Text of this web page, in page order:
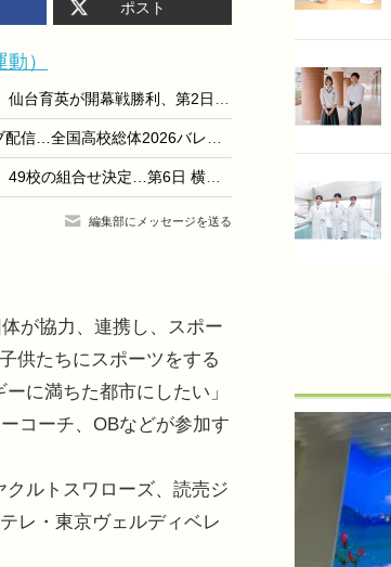
ポスト
）
【高校野球2026夏】仙台育英が開幕戦勝利、第2日は東筑vs神村学園ほか
インハイ.tvでライブ配信…全国高校総体2026バレーボール競技開幕
【高校野球2026夏】49校の組合せ決定…第6日 横浜-沖縄尚学
編集部にメッセージを送る
が協力、連携し、スポー
供たちにスポーツをする
に満ちた都市にしたい」
コーチ、OBなどが参加す
ルトスワローズ、読売ジ
レ・東京ヴェルディベレ